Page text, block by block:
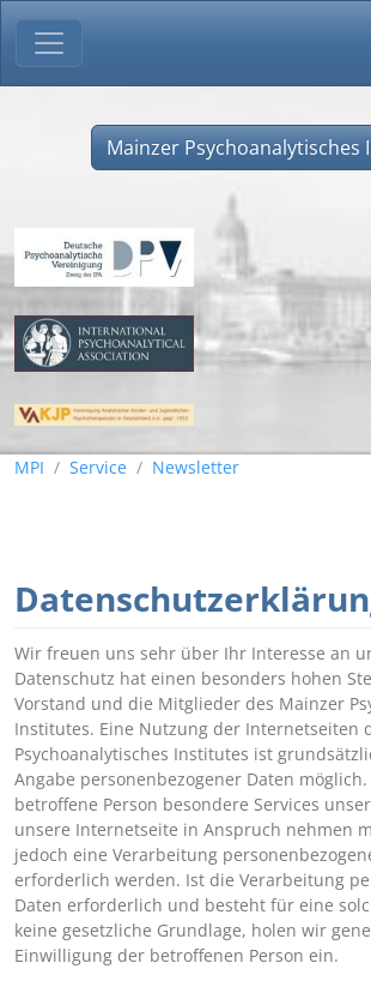
Mainzer Psychoanalytisches
MPI Service Newsletter
Wir freuen uns sehr über Ihr Interesse an
Datenschutz hat einen besonders hohen
Vorstand und die Mitglieder des Mainzer
Institutes. Eine Nutzung der Internetseiten
Psychoanalytisches Institutes ist
Angabe personenbezogener Daten
betroffene Person besondere Services
unsere Internetseite in Anspruch nehmen
jedoch eine Verarbeitung
erforderlich werden. Ist die Verarbeitung
Daten erforderlich und besteht für eine
keine gesetzliche Grundlage, holen wir
Einwilligung der betroffenen Person ein.